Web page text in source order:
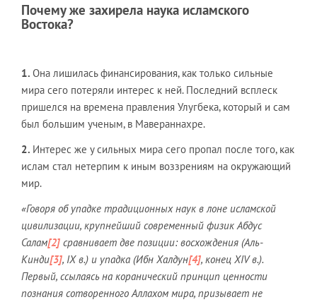
Почему же захирела наука исламского
Востока?
1. Она лишилась финансирования, как только сильные
мира сего потеряли интерес к ней. Последний всплеск
пришелся на времена правления Улугбека, который и сам
был большим ученым, в Мавераннахре.
2. Интерес же у сильных мира сего пропал после того, как
ислам стал нетерпим к иным воззрениям на окружающий
мир.
«Говоря об упадке традиционных наук в лоне исламской
цивилизации, крупнейший современный физик Абдус
Салам[2] сравнивает две позиции: восхождения (Аль-
Кинди[3], IXв.) и упадка (Ибн Халдун[4], конец XIVв.).
Первый, ссылаясь на коранический принцип ценности
познания сотворенного Аллахом мира, призывает не